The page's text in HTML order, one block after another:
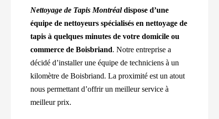
Nettoyage de Tapis Montréaldispose d’une
équipe de nettoyeurs spécialisés en nettoyage de
tapis à quelques minutes de votre domicile ou
commerce de Boisbriand. Notre entreprise a
décidé d’installer une équipe de techniciens à un
kilomètre de Boisbriand. La proximité est un atout
nous permettant d’offrir un meilleur service à
meilleur prix.